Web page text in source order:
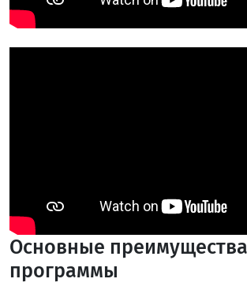
Основные преимущества
программы